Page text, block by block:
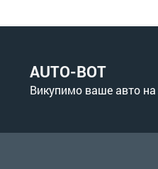
AUTO-BOT
Викупимо ваше авто